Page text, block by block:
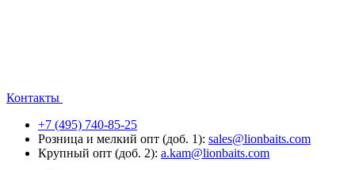
Контакты
+7 (495) 740-85-25
Розница и мелкий опт (доб. 1): sales@lionbaits.com
Крупный опт (доб. 2): a.kam@lionbaits.com